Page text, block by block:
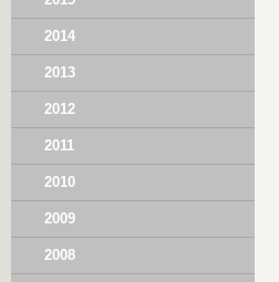
2014
2013
2012
2011
2010
2009
2008